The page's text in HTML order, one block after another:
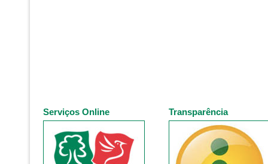
Serviços Online Transparência